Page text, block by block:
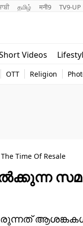
தமிழ் मनी9 TV9-UP
Videos
Web Story
OTT Religion
Time Of Resale
തുടരുന്നത്